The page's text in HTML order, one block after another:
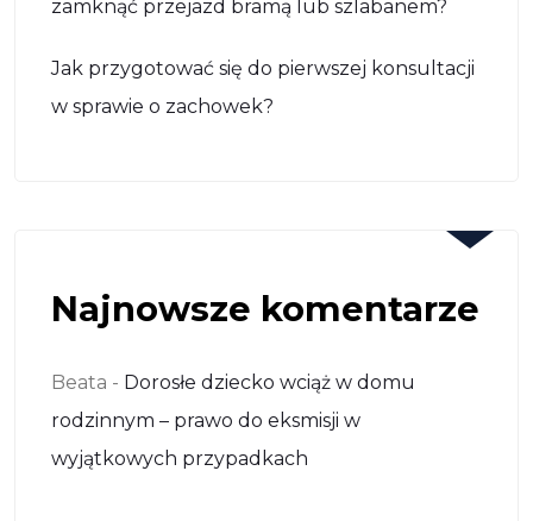
zamknąć przejazd bramą lub szlabanem?
Jak przygotować się do pierwszej konsultacji
w sprawie o zachowek?
Najnowsze komentarze
Beata - Dorosłe dziecko wciąż w domu
rodzinnym – prawo do eksmisji w
wyjątkowych przypadkach